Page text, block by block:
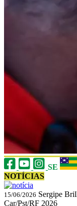
SE
NOTÍCIAS
15/06/2026 Sergipe
Car/Pst/RF 2026